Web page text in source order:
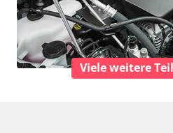
Viele weitere